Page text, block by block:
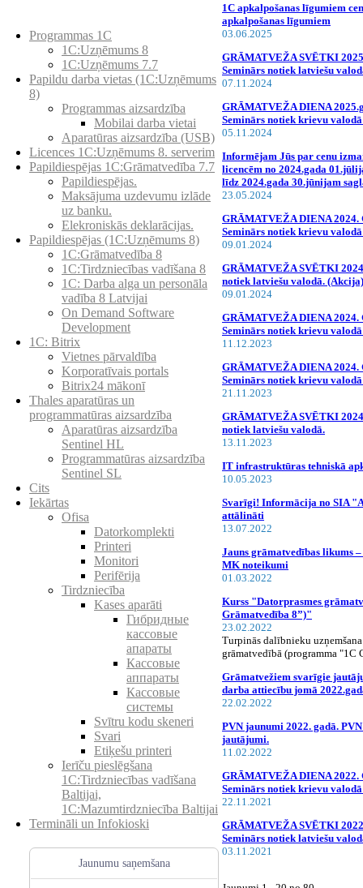
Programmas 1C
1C:Uzņēmums 8
1C:Uzņēmums 7.7
Papildu darba vietas (1C:Uzņēmums
8)
Programmas aizsardzība
Mobilai darba vietai
Aparatūras aizsardzība (USB)
Licences 1C:Uzņēmums 8. serverim
Papildiespējas 1C:Grāmatvedība 7.7
Papildiespējas.
Maksājuma uzdevumu izlāde
uz banku.
Elekroniskās deklarācijas.
Papildiespējas (1C:Uzņēmums 8)
1C:Grāmatvedība 8
1C:Tirdzniecības vadīšana 8
1С: Darba alga un personāla
vadība 8 Latvijai
On Demand Software
Development
1C: Bitrix
Vietnes pārvaldība
Korporatīvais portals
Bitrix24 mākonī
Thales aparatūras un
programmatūras aizsardzība
Aparatūras aizsardzība
Sentinel HL
Programmatūras aizsardzība
Sentinel SL
Cits
Iekārtas
Ofisa
Datorkomplekti
Printeri
Monitori
Perifērija
Tirdzniecība
Kases aparāti
Гибридные
кассовые
апараты
Кассовые
аппараты
Кассовые
системы
Svītru kodu skeneri
Svari
Etiķešu printeri
Ierīču pieslēgšana
1C:Tirdzniecības vadīšana
Baltijai,
1C:Mazumtirdzniecība Baltijai
Termināli un Infokioski
Jaunumu saņemšana
1C apkalpošanas līgumiem
apkalpošanas līgumiem
03.06.2025
GRĀMATVEŽA SVĒTKI
Seminārs notiek latviešu
07.11.2024
GRĀMATVEŽA DIENA
Seminārs notiek krievu
05.11.2024
Informējam Jūs par cenu
licencēm no 2024.gada
līdz 2024.gada 30.jūnijam
23.05.2024
GRĀMATVEŽA DIENA 2024.
Seminārs notiek krievu
09.01.2024
GRĀMATVEŽA SVĒTKI
notiek latviešu valodā. (Akcija)
09.01.2024
GRĀMATVEŽA DIENA 2024.
Seminārs notiek krievu
11.12.2023
GRĀMATVEŽA DIENA 2024.
Seminārs notiek krievu
21.11.2023
GRĀMATVEŽA SVĒTKI
notiek latviešu valodā.
13.11.2023
IT infrastruktūras tehniskā
10.05.2023
Svarīgi! Informācija no SIA
attālināti
13.07.2022
Jauns grāmatvedības likums
MK noteikumi
01.03.2022
Kurss "Datorprasmes
Grāmatvedība 8”)"
23.02.2022
Turpinās dalībnieku
grāmatvedībā (programma "1C
Grāmatvežiem svarīgie
darba attiecību jomā
22.02.2022
PVN jaunumi 2022. gadā.
jautājumi.
11.02.2022
GRĀMATVEŽA DIENA 2022.
Seminārs notiek krievu
22.11.2021
GRĀMATVEŽA SVĒTKI
Seminārs notiek latviešu
03.11.2021